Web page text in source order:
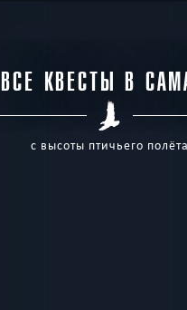
ВСЕ КВЕСТЫ В
с высоты птичьего полёта